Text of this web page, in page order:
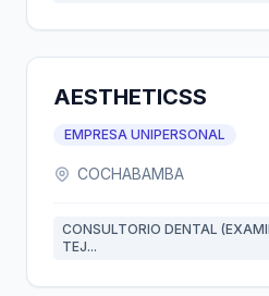
AESTHETICSS
EMPRESA UNIPERSONAL
COCHABAMBA
CONSULTORIO DENTAL
TEJ...